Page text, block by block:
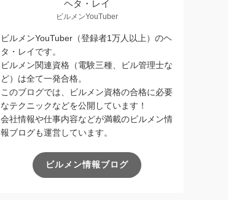
ヘタ・レイ
ビルメンYouTuber
ビルメンYouTuber（登録者1万人以上）のヘ
タ・レイです。
ビルメン関連資格（電験三種、ビル管理士な
ど）は全て一発合格。
このブログでは、ビルメン資格の合格に必要
なテクニックなどを公開しています！
会社情報や仕事内容などが満載のビルメン情
報ブログも運営しています。
ビルメン情報ブログ